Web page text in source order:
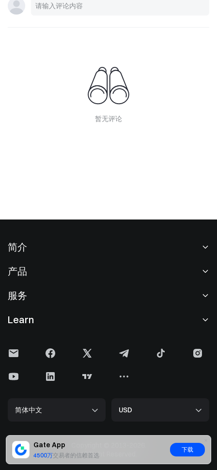
Gate App
4500万交易者的信赖首选
下载
暂无评论
简介
新闻中心
Cookie 政策
储备金
安全方案
GateToken (GT)
产品
现货交易
理财中心
Alpha
Gate Pay
服务
费率标准
上币申请
开发者中心（API）
官方验证渠道
Learn
Gate 快讯
以太坊 (ETH) 升级
大数据
简体中文 USD
All Right Reserved.